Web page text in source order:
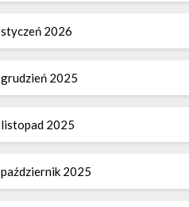
styczeń 2026
grudzień 2025
listopad 2025
październik 2025